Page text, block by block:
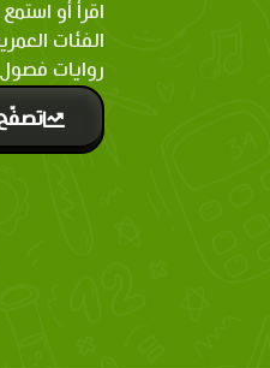
اقرأ أو
الفئات
روايات